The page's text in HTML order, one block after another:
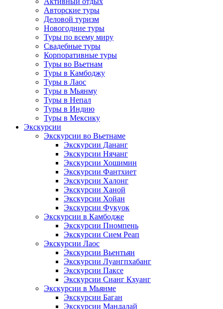
Авторские туры
Деловой туризм
Новогодние туры
Туры по всему миру
Свадебные туры
Корпоративные туры
Туры во Вьетнам
Туры в Камбоджу
Туры в Лаос
Туры в Мьянму
Туры в Непал
Туры в Индию
Туры в Мексику
Экскурсии
Экскурсии во Вьетнаме
Экскурсии Дананг
Экскурсии Нячанг
Экскурсии Хошимин
Экскурсии Фантхиет
Экскурсии Халонг
Экскурсии Ханой
Экскурсии Хойан
Экскурсии Фукуок
Экскурсии в Камбодже
Экскурсии Пномпень
Экскурсии Сием Реап
Экскурсии Лаос
Экскурсии Вьентьян
Экскурсии Луангпхабанг
Экскурсии Паксе
Экскурсии Сианг Кхуанг
Экскурсии в Мьянме
Экскурсии Баган
Экскурсии Мандалай